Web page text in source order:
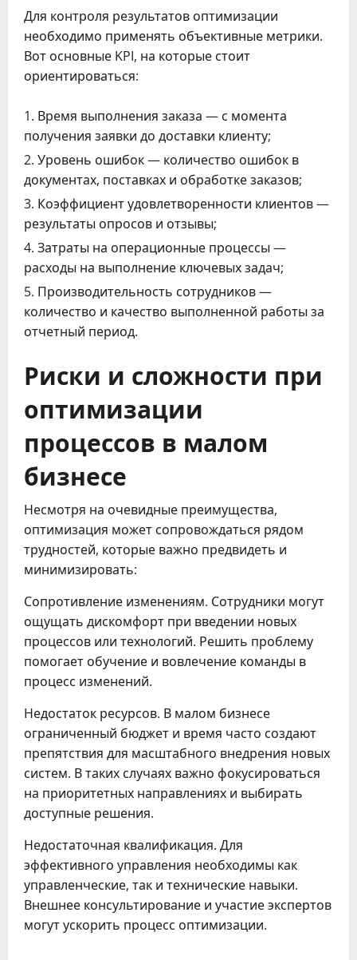
Для контроля результатов оптимизации
необходимо применять объективные метрики.
Вот основные KPI, на которые стоит
ориентироваться:
Время выполнения заказа — с момента
получения заявки до доставки клиенту;
Уровень ошибок — количество ошибок в
документах, поставках и обработке заказов;
Коэффициент удовлетворенности клиентов —
результаты опросов и отзывы;
Затраты на операционные процессы —
расходы на выполнение ключевых задач;
Производительность сотрудников —
количество и качество выполненной работы за
отчетный период.
Риски и сложности при
оптимизации
процессов в малом
бизнесе
Несмотря на очевидные преимущества,
оптимизация может сопровождаться рядом
трудностей, которые важно предвидеть и
минимизировать:
Сопротивление изменениям. Сотрудники могут
ощущать дискомфорт при введении новых
процессов или технологий. Решить проблему
помогает обучение и вовлечение команды в
процесс изменений.
Недостаток ресурсов. В малом бизнесе
ограниченный бюджет и время часто создают
препятствия для масштабного внедрения новых
систем. В таких случаях важно фокусироваться
на приоритетных направлениях и выбирать
доступные решения.
Недостаточная квалификация. Для
эффективного управления необходимы как
управленческие, так и технические навыки.
Внешнее консультирование и участие экспертов
могут ускорить процесс оптимизации.